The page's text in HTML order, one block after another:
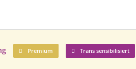
Premium Trans sensibilisiert